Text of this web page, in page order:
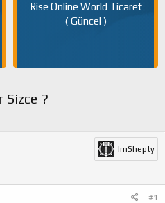
Rise Online World Ticaret
( Güncel )
Sizce ?
ImShepty
#1